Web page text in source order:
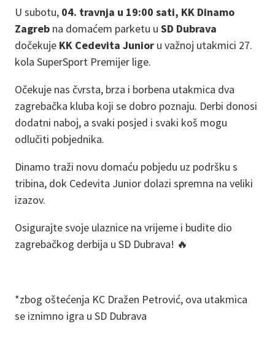
U subotu, 04. travnja u 19:00 sati, KK Dinamo
Zagreb na domaćem parketu u SD Dubrava
dočekuje KK Cedevita Junior u važnoj utakmici 27.
kola SuperSport Premijer lige.
Očekuje nas čvrsta, brza i borbena utakmica dva
zagrebačka kluba koji se dobro poznaju. Derbi donosi
dodatni naboj, a svaki posjed i svaki koš mogu
odlučiti pobjednika.
Dinamo traži novu domaću pobjedu uz podršku s
tribina, dok Cedevita Junior dolazi spremna na veliki
izazov.
Osigurajte svoje ulaznice na vrijeme i budite dio
zagrebačkog derbija u SD Dubrava! 🔥
*zbog oštećenja KC Dražen Petrović, ova utakmica
se iznimno igra u SD Dubrava